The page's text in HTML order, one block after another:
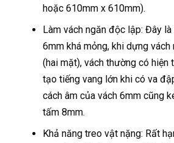
hoặc 610mm x 610mm).
Làm vách ngăn độc lập: Đây
6mm khá mỏng, khi dựng vách
(hai mặt), vách thường có hiện
tạo tiếng vang lớn khi có va
cách âm của vách 6mm cũng
tấm 8mm.
Khả năng treo vật nặng: Rất